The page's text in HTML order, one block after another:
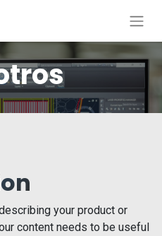
your product or
content needs to be useful